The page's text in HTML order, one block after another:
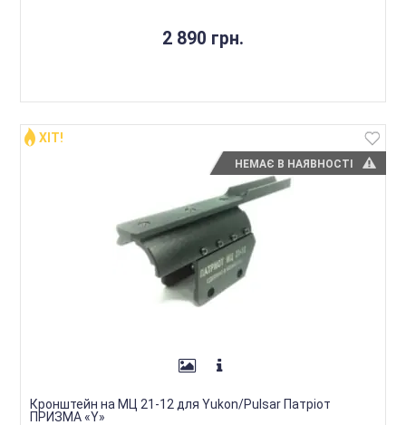
2 890 грн.
НЕМАЄ В НАЯВНОСТІ
ХІТ!
Кронштейн на МЦ 21-12 для Yukon/Pulsar Патріот
ПРИЗМА «Y»